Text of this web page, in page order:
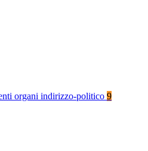
organi indirizzo-politico 9